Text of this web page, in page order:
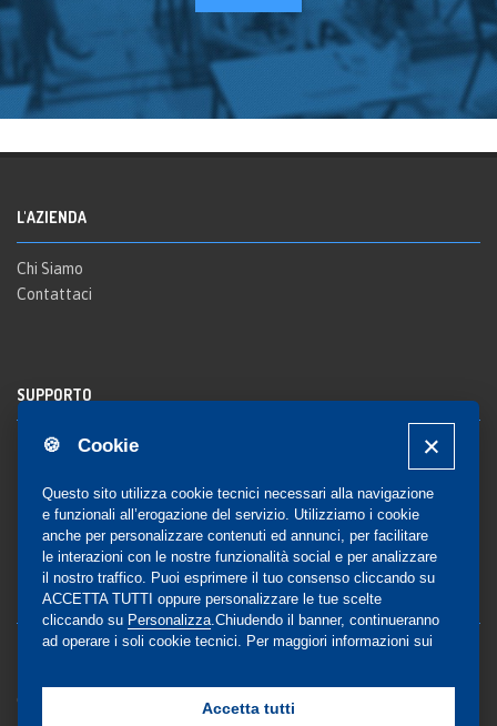
🍪 Cookie
Questo sito utilizza cookie tecnici necessari alla navigazione
e funzionali all’erogazione del servizio. Utilizziamo i cookie
anche per personalizzare contenuti ed annunci, per facilitare
le interazioni con le nostre funzionalità social e per analizzare
il nostro traffico. Puoi esprimere il tuo consenso cliccando su
ACCETTA TUTTI oppure personalizzare le tue scelte
cliccando su Personalizza .Chiudendo il banner, continueranno
ad operare i soli cookie tecnici. Per maggiori informazioni sui
Accetta tutti
L'AZIENDA
Chi Siamo
Contattaci
SUPPORTO
Registrazione al sito
Notifica
COMMUNITY
Blog e Canali social
Gestione Consensi